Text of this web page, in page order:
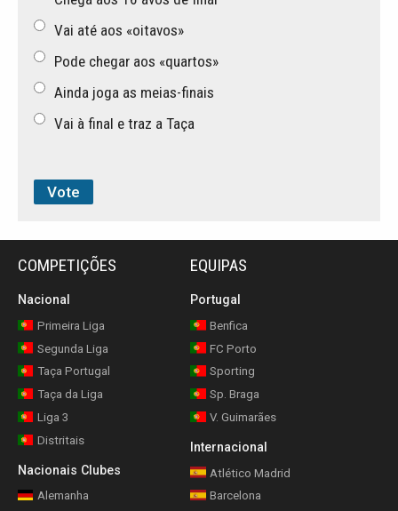
Vai até aos «oitavos»
Pode chegar aos «quartos»
Ainda joga as meias-finais
Vai à final e traz a Taça
COMPETIÇÕES
Nacional
Primeira Liga
Segunda Liga
Taça Portugal
Taça da Liga
Liga 3
Distritais
Nacionais Clubes
Alemanha
EQUIPAS
Portugal
Benfica
FC Porto
Sporting
Sp. Braga
V. Guimarães
Internacional
Atlético Madrid
Barcelona